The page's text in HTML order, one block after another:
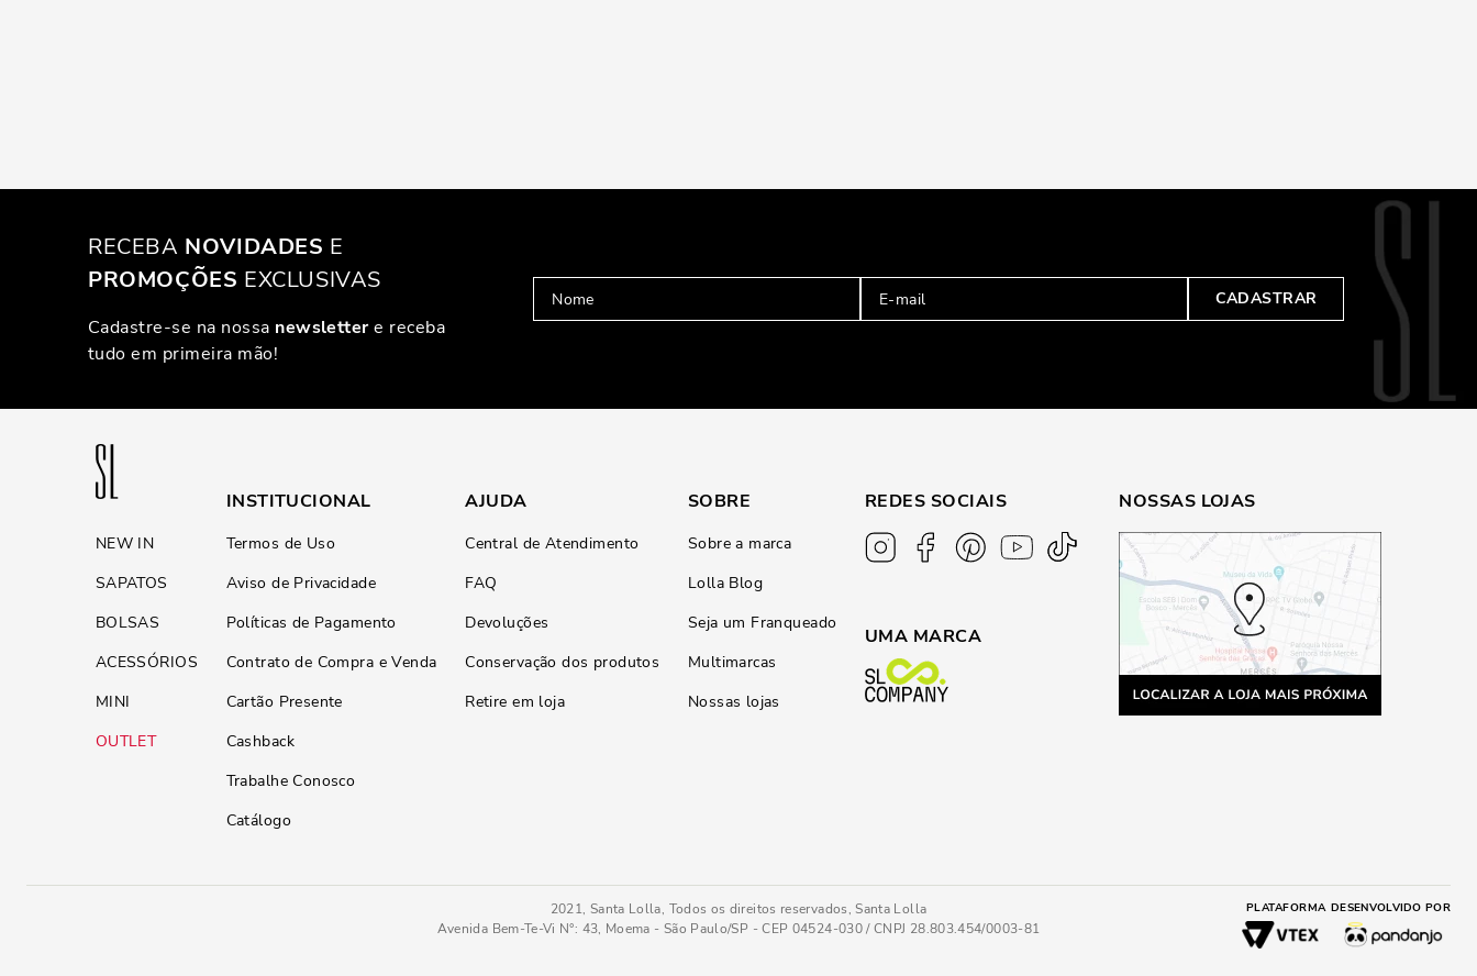
RECEBA NOVIDADES E
PROMOÇÕES EXCLUSIVAS
Cadastre-se na nossa newslettere receba
tudo em primeira mão!
CADASTRAR
NEW IN
SAPATOS
BOLSAS
ACESSÓRIOS
MINI
OUTLET
INSTITUCIONAL
Termos de Uso
Aviso de Privacidade
Políticas de Pagamento
Contrato de Compra e Venda
Cartão Presente
Cashback
Trabalhe Conosco
Catálogo
AJUDA
Central de Atendimento
FAQ
Devoluções
Conservação dos produtos
Retire em loja
SOBRE
Sobre a marca
Lolla Blog
Seja um Franqueado
Multimarcas
Nossas lojas
REDES SOCIAIS
UMA MARCA
NOSSAS LOJAS
2021, Santa Lolla, Todos os direitos reservados, Santa Lolla
Avenida Bem-Te-Vi N°: 43, Moema - São Paulo/SP - CEP 04524-030 / CNPJ 28.803.454/0003-81
PLATAFORMA DESENVOLVIDO POR